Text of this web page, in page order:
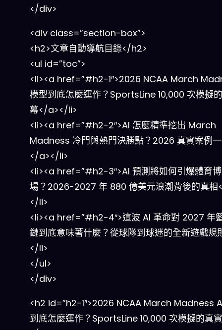
</div>
<div class=”section-box”>
<h2>文章自動導航目錄</h2>
<ul id=”toc”>
<li><a href=”#h2-1″>2026 NCAA March
模型到底怎麼運作？SportsLine 10,000 次模擬
幕</a></li>
<li><a href=”#h2-2″>AI 怎麼精準挖出 March
Madness 冷門與熱門決勝點？2026 真實案例
</a></li>
<li><a href=”#h2-3″>AI 預測將如何引爆體育
場？2026-2027 年 880 億美元浪潮背後的真
</li>
<li><a href=”#h2-4″>這波 AI 革命對 2027 年
鏈到底意味著什麼？從球隊到球迷的全新遊戲規
</li>
</ul>
</div>
<h2 id=”h2-1″>2026 NCAA March Madness
到底怎麼運作？SportsLine 10,000 次模擬的真